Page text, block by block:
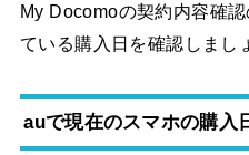
My Docomoの契約内容確
ている購入日を確認しまし
auで現在のスマホの購入